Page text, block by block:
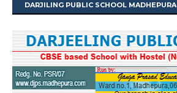
DARJILING PUBLIC SCHOOL MADHEPURA